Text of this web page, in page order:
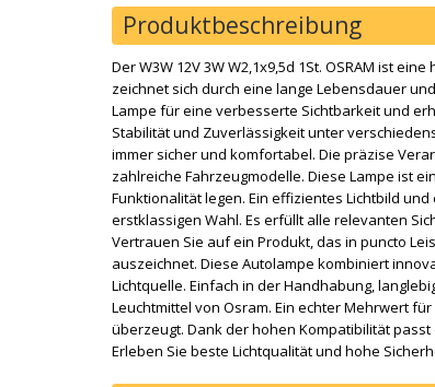
Produktbeschreibung
Der W3W 12V 3W W2,1x9,5d 1St. OSRAM ist
zeichnet sich durch eine lange Lebensdauer
Lampe für eine verbesserte Sichtbarkeit und
Stabilität und Zuverlässigkeit unter
immer sicher und komfortabel. Die präzise
zahlreiche Fahrzeugmodelle. Diese Lampe ist
Funktionalität legen. Ein effizientes Lichtbild
erstklassigen Wahl. Es erfüllt alle relevanten
Vertrauen Sie auf ein Produkt, das in puncto
auszeichnet. Diese Autolampe kombiniert
Lichtquelle. Einfach in der Handhabung,
Leuchtmittel von Osram. Ein echter Mehrwert
überzeugt. Dank der hohen Kompatibilität
Erleben Sie beste Lichtqualität und hohe